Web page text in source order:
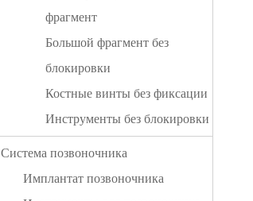
фрагмент
Большой фрагмент без
блокировки
Костные винты без фиксации
Инструменты без блокировки
Система позвоночника
Имплантат позвоночника